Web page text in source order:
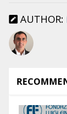
AUTHOR: